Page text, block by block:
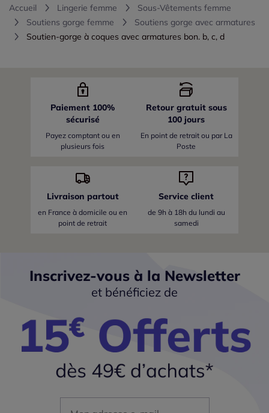
Accueil Lingerie femme
Sous-Vêtements femme
Soutiens gorge femme
Soutiens gorge avec armatures
Soutien-gorge à coques avec armatures bon. b, c, d
Paiement 100%
sécurisé
Payez comptant ou en
plusieurs fois
Retour gratuit sous
100 jours
En point de retrait ou par La
Poste
Livraison partout
en France à domicile ou en
point de retrait
Service client
de 9h à 18h du lundi au
samedi
Inscrivez-vous à la Newsletter
et bénéficiez de